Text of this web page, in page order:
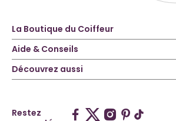
La Boutique du Coiffeur
Aide & Conseils
Découvrez aussi
Restez